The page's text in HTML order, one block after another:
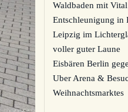
Waldbaden mit
Entschleunigung in
Leipzig im
voller guter Laune
Eisbären Berlin
Uber Arena &
Weihnachtsmarktes